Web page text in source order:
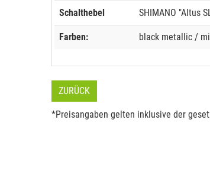
Schalthebel SHIMANO "Altus
Farben: black metallic /
ZURÜCK
*Preisangaben gelten inklusive der